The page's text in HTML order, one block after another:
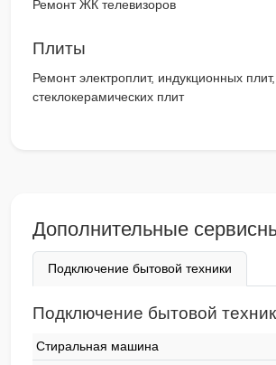
Ремонт ЖК телевизоров
Плиты
Ремонт электроплит, индукционных плит,
стеклокерамических плит
Дополнительные
Подключение бытовой техники
Подключение бытовой
Стиральная машина